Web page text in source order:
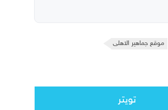
موقع جماهير الاهلى
تويتر